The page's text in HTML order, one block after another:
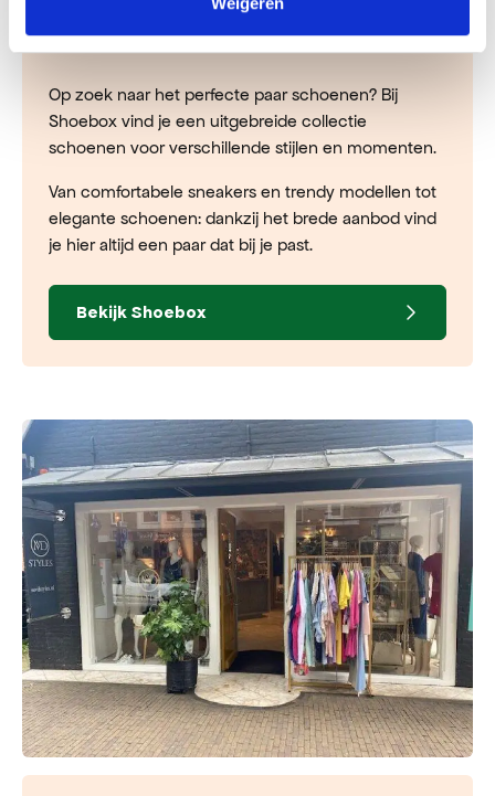
Shoebox
Op zoek naar het perfecte paar schoenen? Bij
Shoebox vind je een uitgebreide collectie
schoenen voor verschillende stijlen en momenten.
Van comfortabele sneakers en trendy modellen tot
elegante schoenen: dankzij het brede aanbod vind
je hier altijd een paar dat bij je past.
Bekijk Shoebox